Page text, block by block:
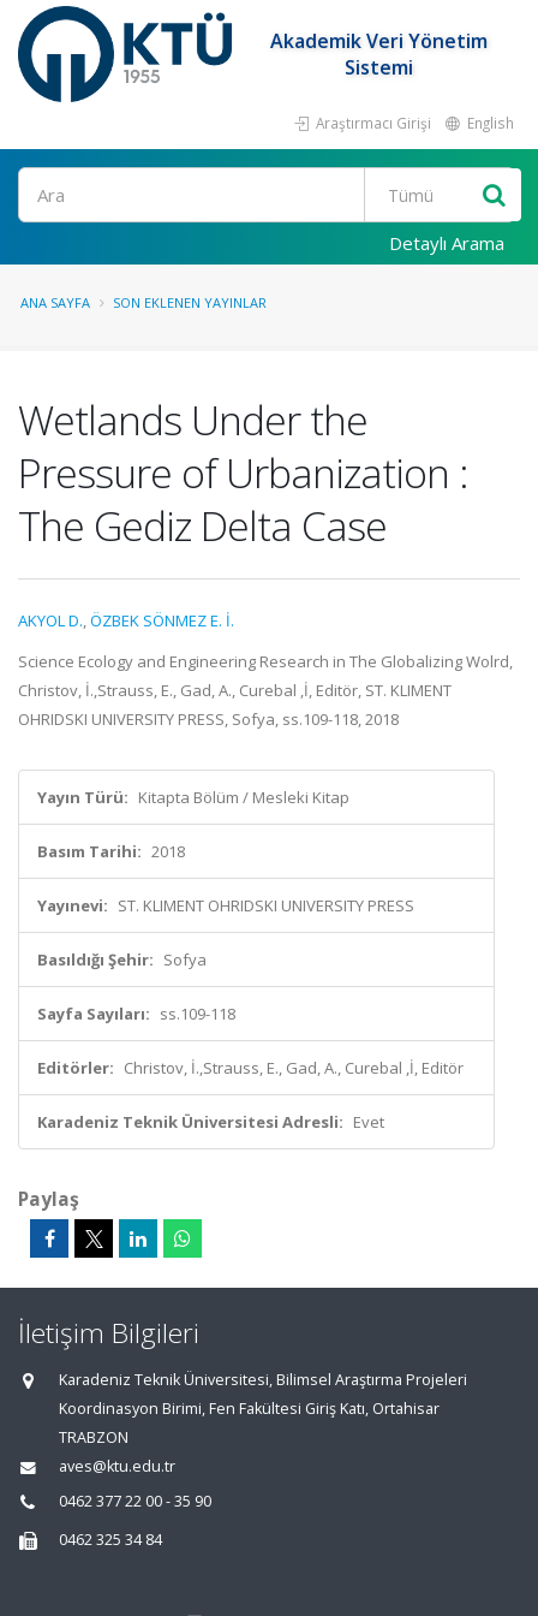
Akademik Veri Yönetim
Sistemi
Araştırmacı Girişi English
Ara
Detaylı Arama
ANA SAYFA SON EKLENEN YAYINLAR
Wetlands Under the
Pressure of Urbanization :
The Gediz Delta Case
AKYOL D.,ÖZBEK SÖNMEZ E. İ.
Science Ecology and Engineering Research in The Globalizing Wolrd,
Christov, İ.,Strauss, E., Gad, A., Curebal ,İ, Editör, ST. KLIMENT
OHRIDSKI UNIVERSITY PRESS, Sofya, ss.109-118, 2018
Yayın Türü: Kitapta Bölüm / Mesleki Kitap
Basım Tarihi: 2018
Yayınevi: ST. KLIMENT OHRIDSKI UNIVERSITY PRESS
Basıldığı Şehir: Sofya
Sayfa Sayıları: ss.109-118
Editörler: Christov, İ.,Strauss, E., Gad, A., Curebal ,İ, Editör
Karadeniz Teknik Üniversitesi Adresli: Evet
Paylaş
İletişim Bilgileri
Karadeniz Teknik Üniversitesi, Bilimsel Araştırma Projeleri
Koordinasyon Birimi, Fen Fakültesi Giriş Katı, Ortahisar
TRABZON
aves@ktu.edu.tr
0462 377 22 00 - 35 90
0462 325 34 84